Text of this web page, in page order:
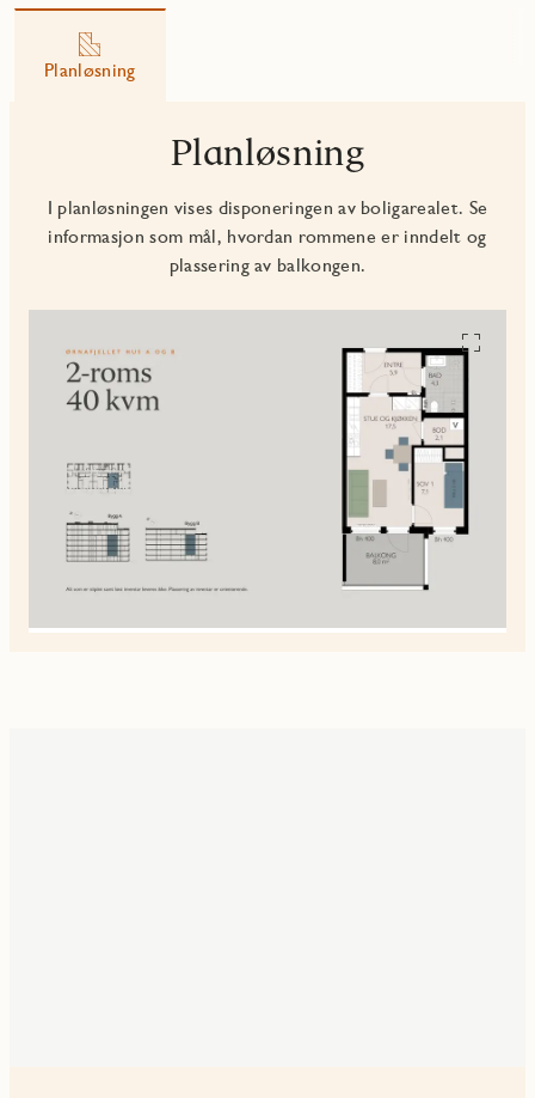
Planløsning
Planløsning
I planløsningen vises disponeringen av boligarealet. Se
informasjon som mål, hvordan rommene er inndelt og
plassering av balkongen.
Se